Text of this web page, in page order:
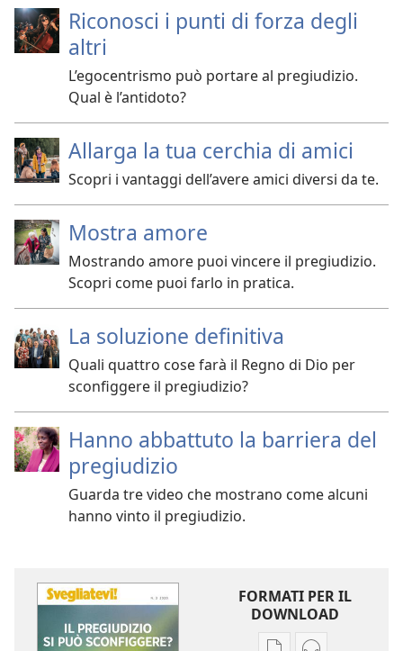
Riconosci i punti di forza degli
altri
L’egocentrismo può portare al pregiudizio.
Qual è l’antidoto?
Allarga la tua cerchia di amici
Scopri i vantaggi dell’avere amici diversi da te.
Mostra amore
Mostrando amore puoi vincere il pregiudizio.
Scopri come puoi farlo in pratica.
La soluzione definitiva
Quali quattro cose farà il Regno di Dio per
sconfiggere il pregiudizio?
Hanno abbattuto la barriera del
pregiudizio
Guarda tre video che mostrano come alcuni
hanno vinto il pregiudizio.
FORMATI PER IL
DOWNLOAD